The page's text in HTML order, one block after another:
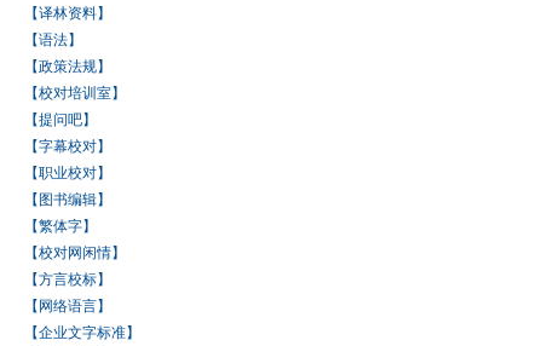
【译林资料】
【语法】
【政策法规】
【校对培训室】
【提问吧】
【字幕校对】
【职业校对】
【图书编辑】
【繁体字】
【校对网闲情】
【方言校标】
【网络语言】
【企业文字标准】